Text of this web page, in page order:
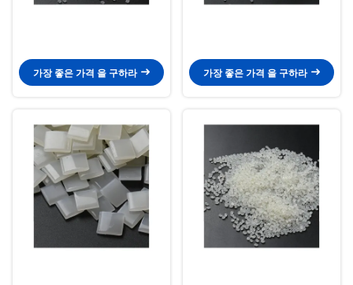
가장 좋은 가격 을 구하라 가장 좋은 가격 을 구하라